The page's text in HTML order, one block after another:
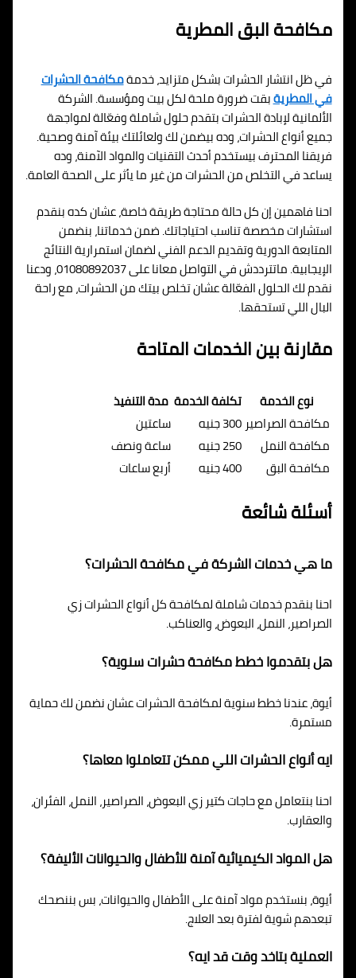
مكافحة البق المطرية
في ظل انتشار الحشرات بشكل متزايد، خدمةمكافحة الحشرات
في المطريةبقت ضرورة ملحة لكل بيت ومؤسسة. الشركة
الألمانية لإبادة الحشرات بتقدم حلول شاملة وفعّالة لمواجهة
جميع أنواع الحشرات، وده بيضمن لك ولعائلتك بيئة آمنة وصحية.
فريقنا المحترف بيستخدم أحدث التقنيات والمواد الآمنة، وده
يساعد في التخلص من الحشرات من غير ما يأثر على الصحة العامة.
احنا فاهمين إن كل حالة محتاجة طريقة خاصة، عشان كده بنقدم
استشارات مخصصة تناسب احتياجاتك. ضمن خدماتنا، بنضمن
المتابعة الدورية وتقديم الدعم الفني لضمان استمرارية النتائج
الإيجابية. ماتترددش في التواصل معانا على 01080892037، ودعنا
نقدم لك الحلول الفعّالة عشان تخلص بيتك من الحشرات، مع راحة
البال اللي تستحقها.
مقارنة بين الخدمات المتاحة
نوع الخدمة تكلفة الخدمة مدة التنفيذ
مكافحة الصراصير 300 جنيه
ساعتين
مكافحة النمل
250 جنيه
ساعة ونصف
مكافحة البق
400 جنيه أربع ساعات
أسئلة شائعة
ما هي خدمات الشركة في مكافحة الحشرات؟
احنا بنقدم خدمات شاملة لمكافحة كل أنواع الحشرات زي
الصراصير، النمل، البعوض، والعناكب.
هل بتقدموا خطط مكافحة حشرات سنوية؟
أيوة، عندنا خطط سنوية لمكافحة الحشرات عشان نضمن لك حماية
مستمرة.
ايه أنواع الحشرات اللي ممكن تتعاملوا معاها؟
احنا بنتعامل مع حاجات كتير زي البعوض، الصراصير، النمل، الفئران،
والعقارب.
هل المواد الكيميائية آمنة للأطفال والحيوانات الأليفة؟
أيوة، بنستخدم مواد آمنة على الأطفال والحيوانات، بس بننصحك
تبعدهم شوية لفترة بعد العلاج.
العملية بتاخد وقت قد ايه؟